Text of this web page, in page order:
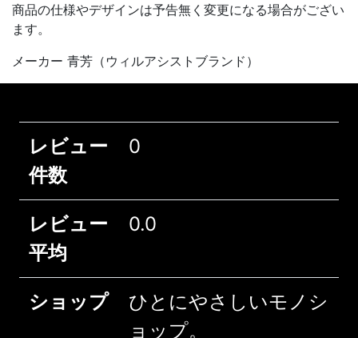
商品の仕様やデザインは予告無く変更になる場合がござい
ます。
メーカー 青芳（ウィルアシストブランド）
レビュー
件数
0
レビュー
平均
0.0
ショップ
ひとにやさしいモノシ
ョップ。